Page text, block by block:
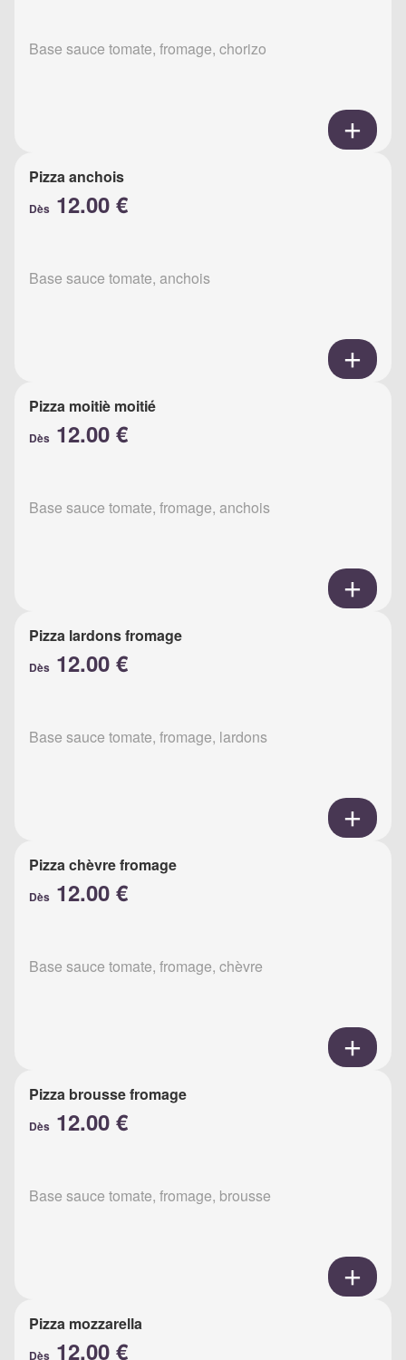
Base sauce tomate, fromage, chorizo
Pizza anchois
Dès 12.00 €
Base sauce tomate, anchois
Pizza moitiè moitié
Dès 12.00 €
Base sauce tomate, fromage, anchois
Pizza lardons fromage
Dès 12.00 €
Base sauce tomate, fromage, lardons
Pizza chèvre fromage
Dès 12.00 €
Base sauce tomate, fromage, chèvre
Pizza brousse fromage
Dès 12.00 €
Base sauce tomate, fromage, brousse
Pizza mozzarella
Dès 12.00 €